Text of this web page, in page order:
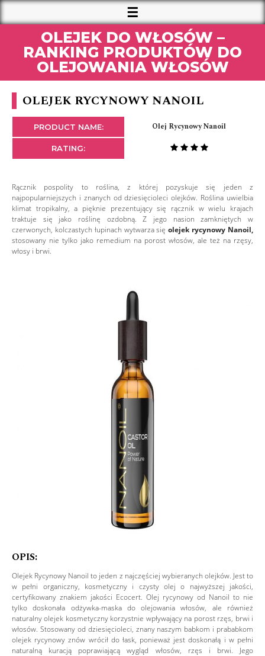
OLEJEK DO WŁOSÓW –
RANKING PRODUKTÓW DO
OLEJOWANIA WŁOSÓW
OLEJEK RYCYNOWY NANOIL
PRODUCT NAME: Olej Rycynowy Nanoil
RATING:
Rącznik pospolity to roślina, z której pozyskuje się jeden z
najpopularniejszych i znanych od dziesięcioleci olejków. Roślina uwielbia
klimat tropikalny, a pięknie prezentujący się rącznik w wielu krajach
traktuje się jako roślinę ozdobną. Z jego nasion zamkniętych w
czerwonych, kolczastych łupinach wytwarza sięolejek rycynowy Nanoil,
stosowany nie tylko jako remedium na porost włosów, ale też na rzęsy,
włosy i brwi.
OPIS:
Olejek Rycynowy Nanoil to jeden z najczęściej wybieranych olejków. Jest to
w pełni organiczny, kosmetyczny i czysty olej o najwyższej jakości,
certyfikowany znakiem jakości Ecocert. Olej rycynowy od Nanoil to nie
tylko doskonała odżywka-maska do olejowania włosów, ale również
naturalny olejek kosmetyczny korzystnie wpływający na porost rzęs, brwi i
włosów. Stosowany od dziesięcioleci, znany naszym babkom i prababkom
olejek rycynowy znów wrócił do łask, ponieważ jest doskonałą i w pełni
naturalną kuracją poprawiającą wygląd włosów, rzęs i brwi. Jego